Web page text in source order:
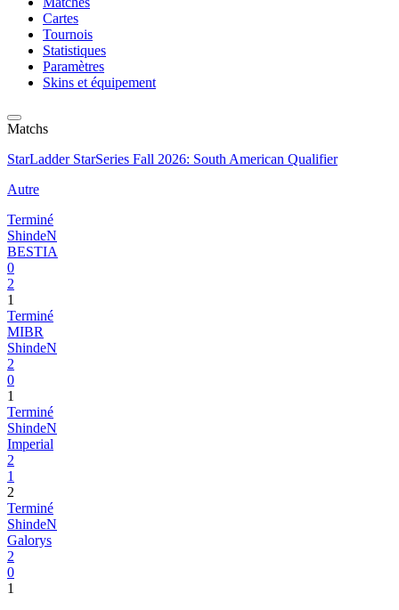
Cartes
Tournois
Statistiques
Paramètres
Skins et équipement
Matchs
StarLadder StarSeries Fall 2026: South American Qualifier
Autre
Terminé
ShindeN
BESTIA
0
2
1
Terminé
MIBR
ShindeN
2
0
1
Terminé
ShindeN
Imperial
2
1
2
Terminé
ShindeN
Galorys
2
0
1